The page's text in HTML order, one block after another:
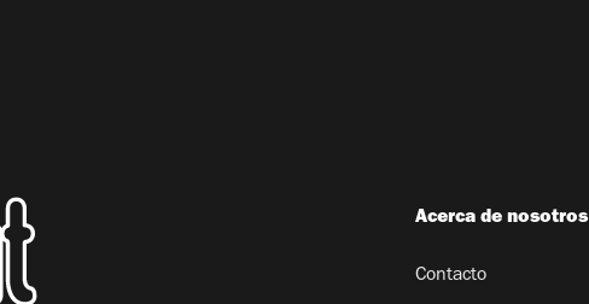
Acerca de nosotros
Contacto